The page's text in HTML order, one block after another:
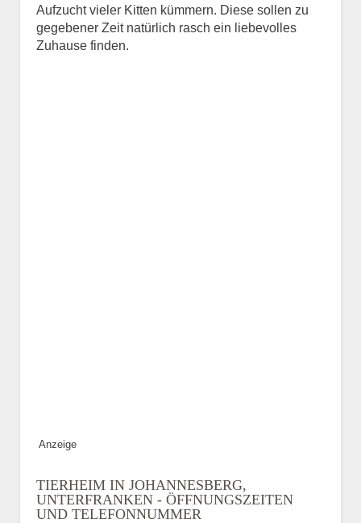
Kontaktdaten des
Besitzers
Aufzucht vieler Kitten kümmern. Diese sollen zu
gegebener Zeit natürlich rasch ein liebevolles
Zuhause finden.
Anzeige
TIERHEIM IN JOHANNESBERG,
UNTERFRANKEN - ÖFFNUNGSZEITEN
UND TELEFONNUMMER